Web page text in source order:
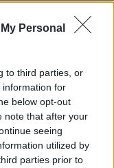
Personal
to third parties, or
information for
below opt-out
note that after your
seeing
utilized by
parties prior to
Il
di ben 204
Panamera
modo
per un
su questa